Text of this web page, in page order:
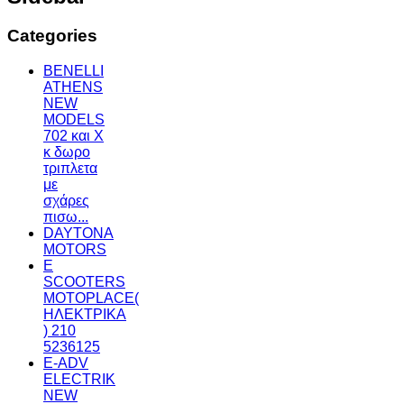
Categories
BENELLI
ATHENS
NEW
MODELS
702 και X
κ δωρο
τριπλετα
με
σχάρες
πισω...
DAYTONA
MOTORS
E
SCOOTERS
MOTOPLACE(
ΗΛΕΚΤΡΙΚΑ
) 210
5236125
E-ΑDV
ELECTRIK
NEW